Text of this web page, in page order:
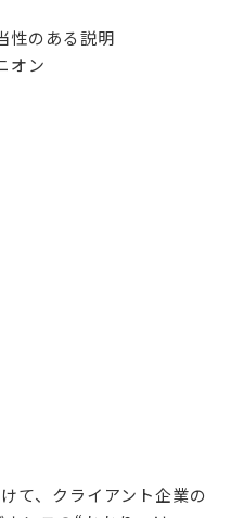
性のある説明
オン
て、クライアント企業の